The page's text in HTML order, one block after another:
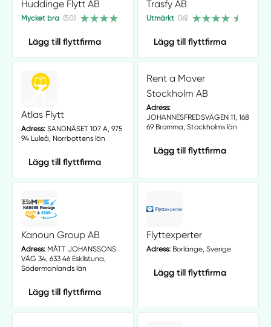
Huddinge Flytt AB
Mycket bra (50)
Lägg till flyttfirma
Trasfy AB
Utmärkt (16)
Lägg till flyttfirma
Atlas Flytt
Adress:SANDNÄSET 107 A, 975
94 Luleå, Norrbottens län
Lägg till flyttfirma
Rent a Mover
Stockholm AB
Adress:
JOHANNESFREDSVÄGEN 11, 168
69 Bromma, Stockholms län
Lägg till flyttfirma
Kanoun Group AB
Adress:MÅTT JOHANSSONS
VÄG 34, 633 46 Eskilstuna,
Södermanlands län
Lägg till flyttfirma
Flyttexperter
Adress:Borlänge, Sverige
Lägg till flyttfirma